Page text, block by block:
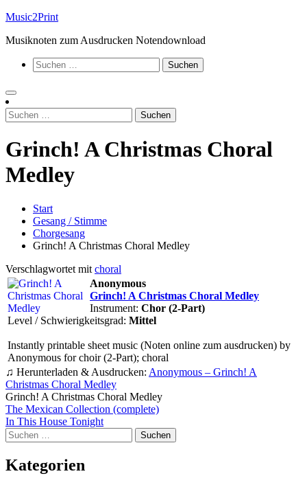
Zum
springen
Music2Print
Musiknoten zum Ausdrucken Notendownload
Suchen
nach:
Suchen
nach:
Grinch! A Christmas Choral
Medley
Start
Gesang / Stimme
Chorgesang
Grinch! A Christmas Choral Medley
Verschlagwortet mit choral
Anonymous
Grinch! A Christmas Choral Medley
Instrument: Chor (2-Part)
Level / Schwierigkeitsgrad: Mittel
Instantly printable sheet music (Noten online zum ausdrucken) by
Anonymous for choir (2-Part); choral
♫ Herunterladen & Ausdrucken: Anonymous – Grinch! A
Christmas Choral Medley
Grinch! A Christmas Choral Medley
Beitragsnavigation
The Mexican Collection (complete)
In This House Tonight
Suchen
nach:
Kategorien